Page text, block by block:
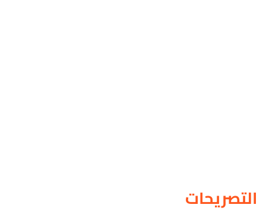
التصريحات